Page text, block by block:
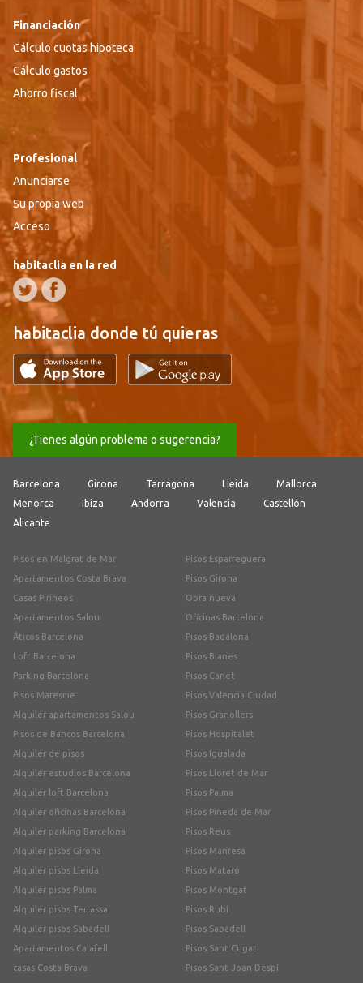
Financiación
Cálculo cuotas hipoteca
Cálculo gastos
Ahorro fiscal
Profesional
Anunciarse
Su propia web
Acceso
habitaclia en la red
habitaclia donde tú quieras
¿Tienes algún problema o sugerencia?
Barcelona Girona Tarragona Lleida
Mallorca
Menorca
Ibiza Andorra Valencia
Castellón
Alicante
Pisos en Malgrat de Mar
Apartamentos Costa Brava
Casas Pirineos
Apartamentos Salou
Áticos Barcelona
Loft Barcelona
Parking Barcelona
Pisos Maresme
Alquiler apartamentos Salou
Pisos de Bancos Barcelona
Alquiler de pisos
Alquiler estudios Barcelona
Alquiler loft Barcelona
Alquiler oficinas Barcelona
Alquiler parking Barcelona
Alquiler pisos Girona
Alquiler pisos Lleida
Alquiler pisos Palma
Alquiler pisos Terrassa
Alquiler pisos Sabadell
Apartamentos Calafell
casas Costa Brava
Pisos Esparreguera
Pisos Girona
Obra nueva
Oficinas Barcelona
Pisos Badalona
Pisos Blanes
Pisos Canet
Pisos Valencia Ciudad
Pisos Granollers
Pisos Hospitalet
Pisos Igualada
Pisos Lloret de Mar
Pisos Palma
Pisos Pineda de Mar
Pisos Reus
Pisos Manresa
Pisos Mataró
Pisos Montgat
Pisos Rubí
Pisos Sabadell
Pisos Sant Cugat
Pisos Sant Joan Despí